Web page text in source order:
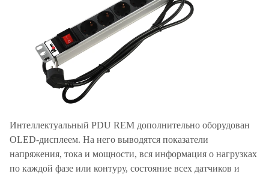
Интеллектуальный PDU REM дополнительно оборудован
OLED-дисплеем. На него выводятся показатели
напряжения, тока и мощности, вся информация о нагрузках
по каждой фазе или контуру, состояние всех датчиков и